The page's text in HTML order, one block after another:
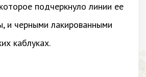
подчеркнуло линии ее
и черными лакированными
каблуках.